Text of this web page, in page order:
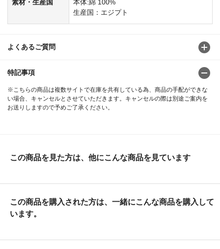
素材・生産国
本体:綿 100%
生産国：エジプト
よくあるご質問
特記事項
※こちらの商品は複数サイトで在庫を共有している為、商品の手配ができな
い場合、キャンセルとさせていただきます。キャンセルの際は別途ご案内を
お送りしますので予めご了承ください。
この商品を見た方は、他にこんな商品を見ています
この商品を購入された方は、一緒にこんな商品を購入して
います。